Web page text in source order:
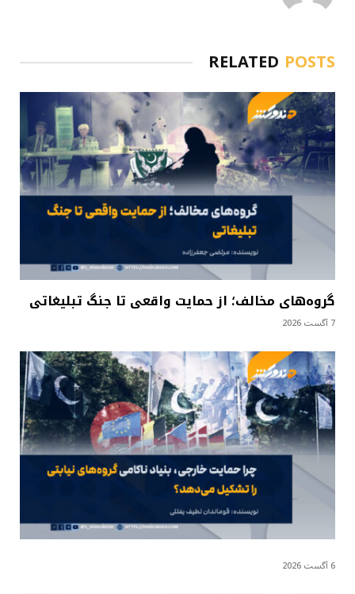
RELATED POSTS
گروه‌های مخالف؛ از حمایت واقعی تا جنگ تبلیغاتی
7 آگست 2026
6 آگست 2026